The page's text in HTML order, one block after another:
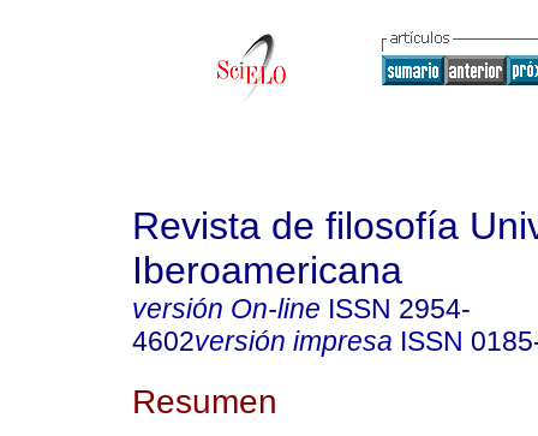
Revista de filosofía
Iberoamericana
versión On-line ISSN 2954-
4602versión impresa ISSN
Resumen